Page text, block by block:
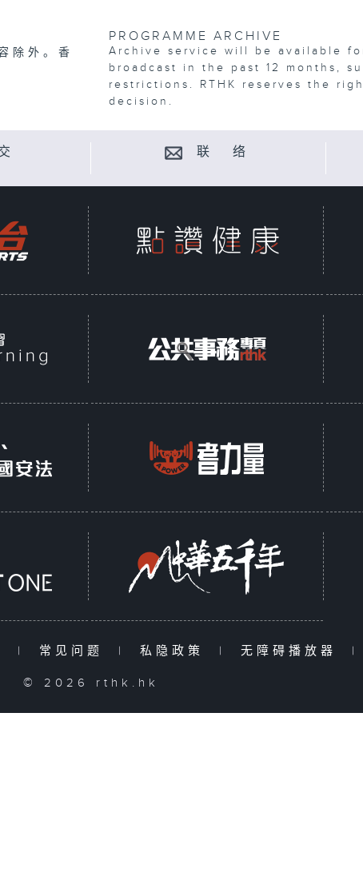
除外。香
PROGRAMME ARCHIVE
Archive service will be available
broadcast in the past 12 months,
restrictions. RTHK reserves the
decision.
联 络
| 常见问题 | 私隐政策 | 无障碍播放器 |
© 2026 rthk.hk